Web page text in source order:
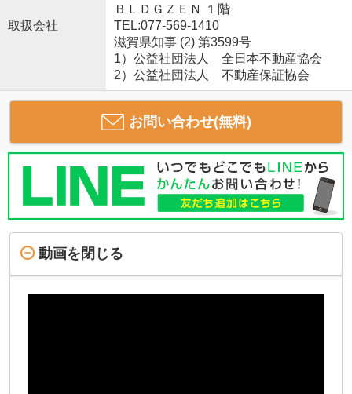
取扱会社
ＢＬＤＧＺＥＮ １階
TEL:077-569-1410
滋賀県知事 (2) 第3599号
1）公益社団法人 全日本不動産協会
2）公益社団法人 不動産保証協会
お問い合わせ(無料)
動画を閉じる